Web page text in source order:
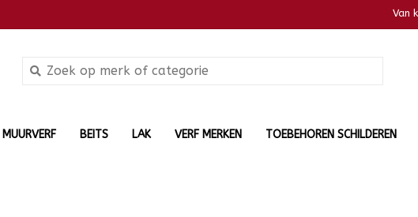
Van
MUURVERF BEITS LAK VERF MERKEN TOEBEHOREN SCHILDEREN